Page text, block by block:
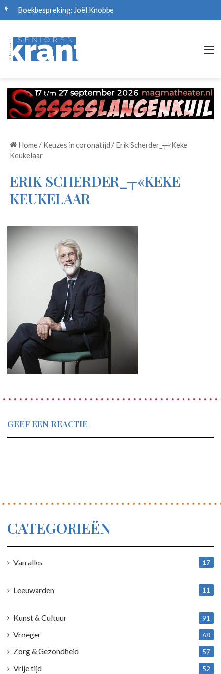
Boekbespreking: Joël Knobbe
Home / Keuzes in coronatijd / Erik Scherder_┬«Keke
Keukelaar
ERIK SCHERDER_┬«KEKE
KEUKELAAR
GEEF EEN REACTIE
CATEGORIEËN
Van alles
17
Leeuwarden
11
Kunst & Cultuur 91
Vroeger 68
Zorg & Gezondheid 57
Vrije tijd 52